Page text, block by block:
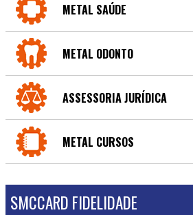
METAL SAÚDE
METAL ODONTO
ASSESSORIA JURÍDICA
METAL CURSOS
SMCCARD FIDELIDADE